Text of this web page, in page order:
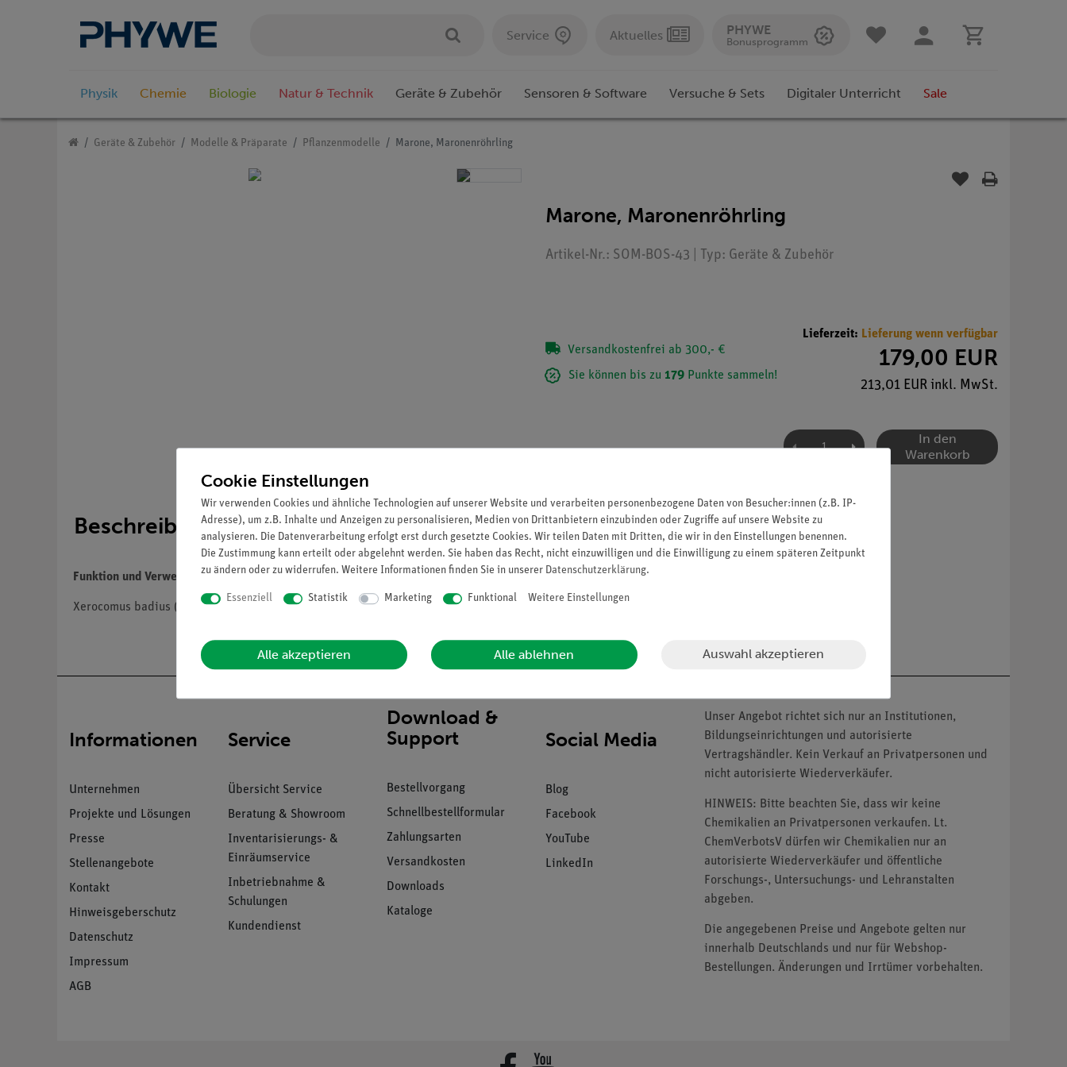
Service Aktuelles PHYWE
Bonusprogramm
Physik Chemie Biologie Natur & Technik Geräte & Zubehör Sensoren & Software Versuche & Sets Digitaler Unterricht Sale
Geräte & Zubehör Modelle & Präparate Pflanzenmodelle Marone, Maronenröhrling
Marone, Maronenröhrling
Artikel-Nr.: SOM-BOS-43 | Typ: Geräte & Zubehör
Versandkostenfrei ab 300,- €
Sie können bis zu 179 Punkte sammeln!
Lieferzeit: Lieferung wenn verfügbar
179,00 EUR
213,01 EUR inkl. MwSt.
In den
Warenkorb
Beschreibung
Funktion und Verwendung
Xerocomus badius (FR.) KÜHN. ex GILB. Eßbar
Informationen
Unternehmen
Projekte und Lösungen
Presse
Stellenangebote
Kontakt
Hinweisgeberschutz
Datenschutz
Impressum
AGB
Service
Übersicht Service
Beratung & Showroom
Inventarisierungs- &
Einräumservice
Inbetriebnahme &
Schulungen
Kundendienst
Download &
Support
Bestellvorgang
Schnellbestellformular
Zahlungsarten
Versandkosten
Downloads
Kataloge
Social Media
Blog
Facebook
YouTube
LinkedIn
Unser Angebot richtet sich nur an Institutionen,
Bildungseinrichtungen und autorisierte
Vertragshändler. Kein Verkauf an Privatpersonen und
nicht autorisierte Wiederverkäufer.
HINWEIS: Bitte beachten Sie, dass wir keine
Chemikalien an Privatpersonen verkaufen. Lt.
ChemVerbotsV dürfen wir Chemikalien nur an
autorisierte Wiederverkäufer und öffentliche
Forschungs-, Untersuchungs- und Lehranstalten
abgeben.
Die angegebenen Preise und Angebote gelten nur
innerhalb Deutschlands und nur für Webshop-
Bestellungen. Änderungen und Irrtümer vorbehalten.
Cookie Einstellungen
Wir verwenden Cookies und ähnliche Technologien auf unserer Website und verarbeiten personenbezogene Daten von Besucher:innen (z.B. IP-
Adresse), um z.B. Inhalte und Anzeigen zu personalisieren, Medien von Drittanbietern einzubinden oder Zugriffe auf unsere Website zu
analysieren. Die Datenverarbeitung erfolgt erst durch gesetzte Cookies. Wir teilen Daten mit Dritten, die wir in den Einstellungen benennen.
Die Zustimmung kann erteilt oder abgelehnt werden. Sie haben das Recht, nicht einzuwilligen und die Einwilligung zu einem späteren Zeitpunkt
zu ändern oder zu widerrufen. Weitere Informationen finden Sie in unserer Daten­schutz­erklärung.
Essenziell Statistik Marketing Funktional Weitere Einstellungen
Alle akzeptieren Alle ablehnen Auswahl akzeptieren